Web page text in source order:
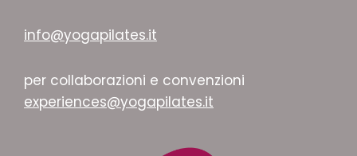
info@yogapilates.it
per collaborazioni e convenzioni
experiences@yogapilates.it